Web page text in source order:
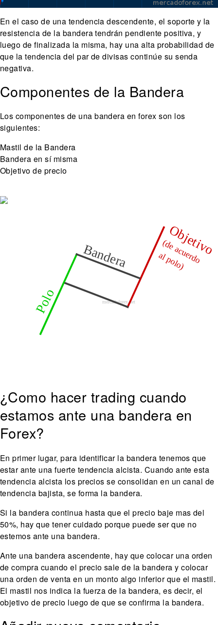
En el caso de una tendencia descendente, el soporte y la
resistencia de la bandera tendrán pendiente positiva, y
luego de finalizada la misma, hay una alta probabilidad de
que la tendencia del par de divisas continúe su senda
negativa.
Componentes de la Bandera
Los componentes de una bandera en forex son los
siguientes:
Mastil de la Bandera
Bandera en sí misma
Objetivo de precio
¿Como hacer trading cuando
estamos ante una bandera en
Forex?
En primer lugar, para identificar la bandera tenemos que
estar ante una fuerte tendencia alcista. Cuando ante esta
tendencia alcista los precios se consolidan en un canal de
tendencia bajista, se forma la bandera.
Si la bandera continua hasta que el precio baje mas del
50%, hay que tener cuidado porque puede ser que no
estemos ante una bandera.
Ante una bandera ascendente, hay que colocar una orden
de compra cuando el precio sale de la bandera y colocar
una orden de venta en un monto algo inferior que el mastil.
El mastil nos indica la fuerza de la bandera, es decir, el
objetivo de precio luego de que se confirma la bandera.